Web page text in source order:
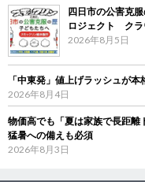
四日市の公害克
ロジェクト クラ
2026年8月5日
「中東発」値上げラッシュが
2026年8月4日
物価高でも「夏は家族で長距
猛暑への備えも必須
2026年8月3日